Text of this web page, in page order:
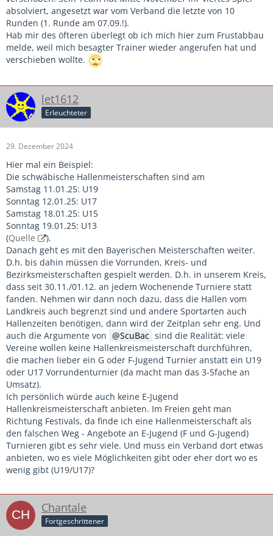
absolviert, angesetzt war vom Verband die letzte von 10
Runden (1. Runde am 07.09.!).
Hab mir des öfteren überlegt ob ich mich hier zum Frustabbau
melde, weil mich besagter Trainer wieder angerufen hat und
verschieben wollte.
let1612
Erleuchteter
29. Dezember 2024
Hier mal ein Beispiel:
Die schwäbische Hallenmeisterschaften sind am
Samstag 11.01.25: U19
Sonntag 12.01.25: U17
Samstag 18.01.25: U15
Sonntag 19.01.25: U13
(Quelle
).
Danach geht es mit den Bayerischen Meisterschaften weiter.
D.h. bis dahin müssen die Vorrunden, Kreis- und
Bezirksmeisterschaften gespielt werden. D.h. in unserem Kreis,
dass seit 30.11./01.12. an jedem Wochenende Turniere statt
fanden. Nehmen wir dann noch dazu, dass die Hallen vom
Landkreis auch begrenzt sind und andere Sportarten auch
Hallenzeiten benötigen, dann wird der Zeitplan sehr eng. Und
auch die Argumente von
ScuBac sind die Realität: viele
Vereine wollen keine Hallenkreismeisterschaft durchführen,
die machen lieber ein G oder F-Jugend Turnier anstatt ein U19
oder U17 Vorrundenturnier (da macht man das 3-5fache an
Umsatz).
Ich persönlich würde auch keine E-Jugend
Hallenkreismeisterschaft anbieten. Im Freien geht man
Richtung Festivals, da finde ich eine Hallenmeisterschaft als
den falschen Weg - Angebote an E-Jugend (F und G-Jugend)
Turnieren gibt es sehr viele. Und muss ein Verband dort etwas
anbieten, wo es viele Möglichkeiten gibt oder eher dort wo es
wenig gibt (U19/U17)?
Chantale
Fortgeschrittener